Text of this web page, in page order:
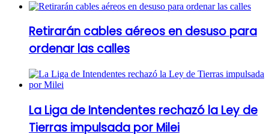
Retirarán cables aéreos en desuso para
ordenar las calles
La Liga de Intendentes rechazó la Ley de
Tierras impulsada por Milei